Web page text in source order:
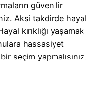
güvenilir
Aksi takdirde hayal
kırıklığı yaşamak
hassasiyet
seçim yapmalısınız.